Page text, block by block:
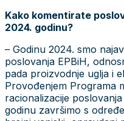
Kako komentirate
2024. godinu?
– Godinu 2024. smo
poslovanja EPBiH,
pada proizvodnje uglja i
Provođenjem Programa
racionalizacije
godinu završimo s